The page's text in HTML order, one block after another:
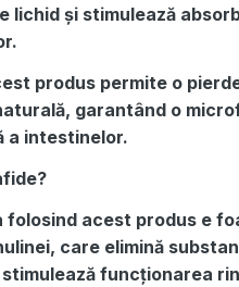
lichid și stimulează
produs permite o
garantând o
a intestinelor.
folosind acest produs e
care elimină
funcționarea